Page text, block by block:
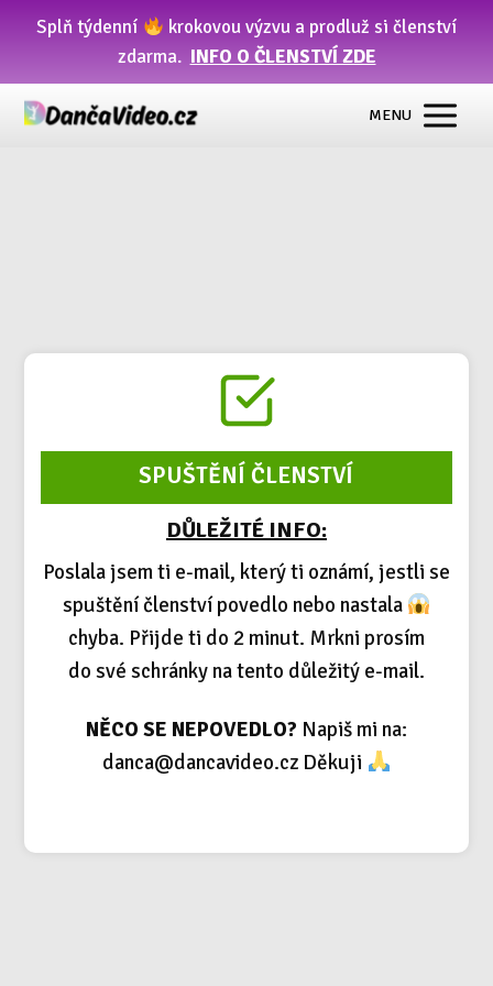
Splň týdenní
krokovou výzvu a prodluž si členství
zdarma. INFO O ČLENSTVÍ ZDE
MENU
SPUŠTĚNÍ ČLENSTVÍ
DŮLEŽITÉ INFO:
Poslala jsem ti e-mail, který ti oznámí, jestli se
spuštění členství povedlo nebo nastala
chyba. Přijde ti do 2 minut. Mrkni prosím
do své schránky na tento důležitý e-mail.
NĚCO SE NEPOVEDLO? Napiš mi na:
danca@dancavideo.cz Děkuji